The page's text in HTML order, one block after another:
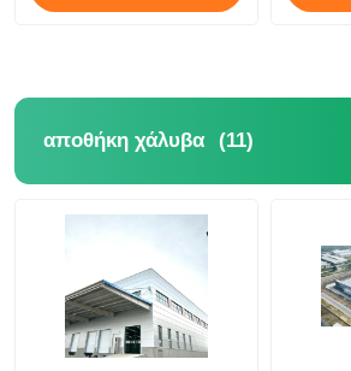
αποθήκη χάλυβα (11)